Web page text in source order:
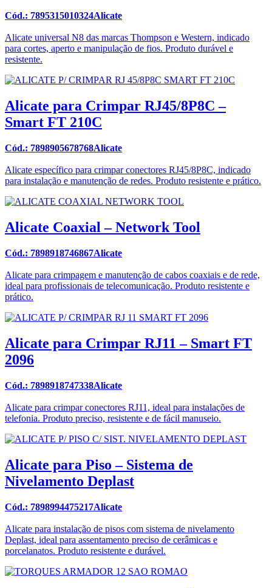
Cód.: 7895315010324Alicate
Alicate universal N8 das marcas Thompson e Western, indicado
para cortes, aperto e manipulação de fios. Produto durável e
resistente.
Alicate para Crimpar RJ45/8P8C –
Smart FT 210C
Cód.: 7898905678768Alicate
Alicate específico para crimpar conectores RJ45/8P8C, indicado
para instalação e manutenção de redes. Produto resistente e prático.
Alicate Coaxial – Network Tool
Cód.: 7898918746867Alicate
Alicate para crimpagem e manutenção de cabos coaxiais e de rede,
ideal para profissionais de telecomunicação. Produto resistente e
prático.
Alicate para Crimpar RJ11 – Smart FT
2096
Cód.: 7898918747338Alicate
Alicate para crimpar conectores RJ11, ideal para instalações de
telefonia. Produto preciso, resistente e de fácil manuseio.
Alicate para Piso – Sistema de
Nivelamento Deplast
Cód.: 7898994475217Alicate
Alicate para instalação de pisos com sistema de nivelamento
Deplast, ideal para assentamento preciso de cerâmicas e
porcelanatos. Produto resistente e durável.